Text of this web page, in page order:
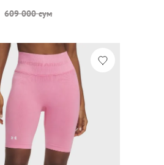
609 000 сум